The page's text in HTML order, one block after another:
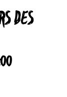
DES